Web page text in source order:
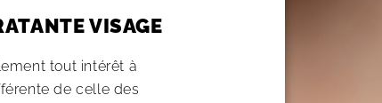
VISAGE
tout intérêt à
de celle des